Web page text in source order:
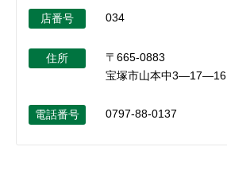
店番号 034
住所
〒665-0883
宝塚市山本中3―17―16
電話番号 0797-88-0137